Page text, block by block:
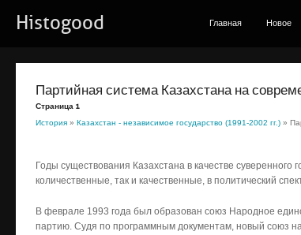
Histogood Главная Новое
Партийная система Казахстана на
Страница 1
История » Казахстан - независимое государство (1991-2002 гг.) »
Годы существования Казахстана в качестве
количественные, так и качественные, в политический
В феврале 1993 года был образован союз Народное
партию. Судя по программным документам, новый союз